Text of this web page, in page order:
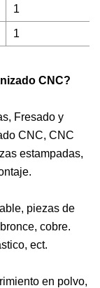
1
1
CNC?
Fresado y
CNC, CNC
estampadas,
piezas de
cobre.
ect.
en polvo,